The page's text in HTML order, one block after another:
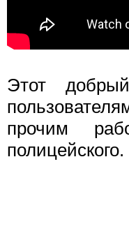
Этот
прочим
полицейского.